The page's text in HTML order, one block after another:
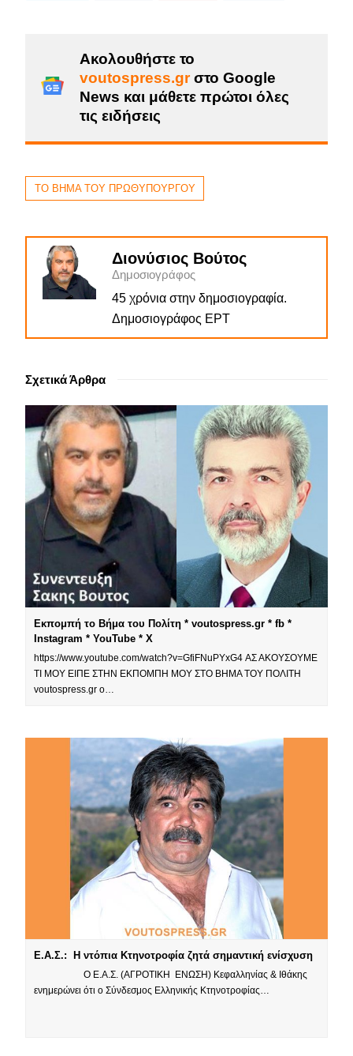
Ακολουθήστε το
voutospress.grστο Google
News και μάθετε πρώτοι όλες
τις ειδήσεις
ΤΟ ΒΗΜΑ ΤΟΥ ΠΡΩΘΥΠΟΥΡΓΟΥ
Διονύσιος Βούτος
Δημοσιογράφος
45 χρόνια στην δημοσιογραφία.
Δημοσιογράφος ΕΡΤ
Σχετικά Άρθρα
Εκπομπή το Βήμα του Πολίτη * voutospress.gr * fb *
Instagram * YouTube * X
https://www.youtube.com/watch?v=GfiFNuPYxG4 ΑΣ ΑΚΟΥΣΟΥΜΕ
ΤΙ ΜΟΥ ΕΙΠΕ ΣΤΗΝ ΕΚΠΟΜΠΗ ΜΟΥ ΣΤΟ ΒΗΜΑ ΤΟΥ ΠΟΛΙΤΗ
voutospress.gr o…
Ε.Α.Σ.: Η ντόπια Κτηνοτροφία ζητά σημαντική ενίσχυση
Ο Ε.Α.Σ. (ΑΓΡΟΤΙΚΗ ΕΝΩΣΗ) Κεφαλληνίας & Ιθάκης
ενημερώνει ότι ο Σύνδεσμος Ελληνικής Κτηνοτροφίας…